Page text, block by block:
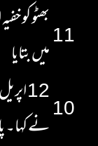
11
بھٹو کو
میں بتایا
10
نے کہا۔